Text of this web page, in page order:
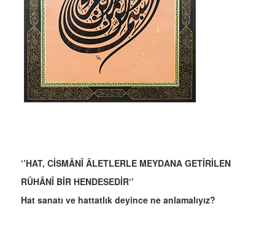
‘’HAT, CİSMÂNÎ ÂLETLERLE MEYDANA GETİRİLEN
RÛHÂNÎ BİR HENDESEDİR‘’
Hat sanatı ve hattatlık deyince ne anlamalıyız?